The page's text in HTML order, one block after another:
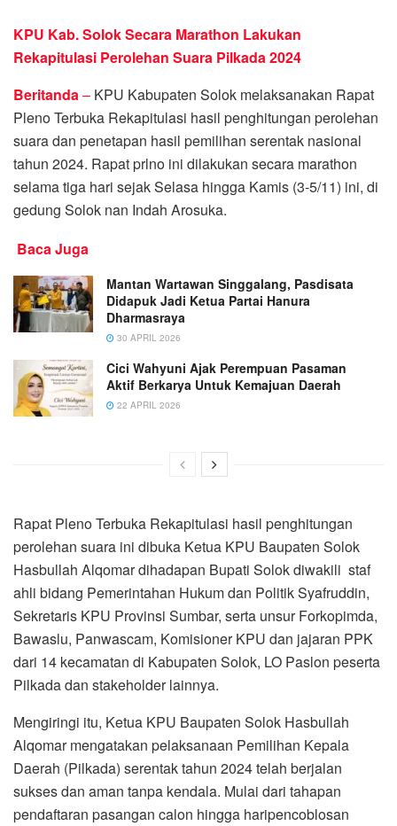
KPU Kab. Solok Secara Marathon Lakukan
Rekapitulasi Perolehan Suara Pilkada 2024
Beritanda– KPU Kabupaten Solok melaksanakan Rapat
Pleno Terbuka Rekapitulasi hasil penghitungan perolehan
suara dan penetapan hasil pemilihan serentak nasional
tahun 2024. Rapat prlno ini dilakukan secara marathon
selama tiga hari sejak Selasa hingga Kamis (3-5/11) ini, di
gedung Solok nan Indah Arosuka.
Baca Juga
Mantan Wartawan Singgalang, Pasdisata
Didapuk Jadi Ketua Partai Hanura
Dharmasraya
30 APRIL 2026
Cici Wahyuni Ajak Perempuan Pasaman
Aktif Berkarya Untuk Kemajuan Daerah
22 APRIL 2026
Rapat Pleno Terbuka Rekapitulasi hasil penghitungan
perolehan suara ini dibuka Ketua KPU Baupaten Solok
Hasbullah Alqomar dihadapan Bupati Solok diwakili staf
ahli bidang Pemerintahan Hukum dan Politik Syafruddin,
Sekretaris KPU Provinsi Sumbar, serta unsur Forkopimda,
Bawaslu, Panwascam, Komisioner KPU dan jajaran PPK
dari 14 kecamatan di Kabupaten Solok, LO Paslon peserta
Pilkada dan stakeholder lainnya.
Mengiringi itu, Ketua KPU Baupaten Solok Hasbullah
Alqomar mengatakan pelaksanaan Pemilihan Kepala
Daerah (Pilkada) serentak tahun 2024 telah berjalan
sukses dan aman tanpa kendala. Mulai dari tahapan
pendaftaran pasangan calon hingga haripencoblosan